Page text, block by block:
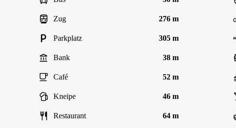
Zug 276 m
Parkplatz 305 m
Bank 38 m
Café 52 m
Kneipe 46 m
Restaurant 64 m